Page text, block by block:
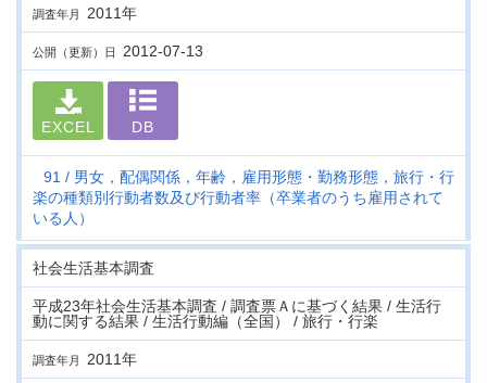
調査年月 2011年
公開（更新）日 2012-07-13
EXCEL DB
91
男女，配偶関係，年齢，雇用形態・勤務形態，旅行・行
楽の種類別行動者数及び行動者率（卒業者のうち雇用されて
いる人）
社会生活基本調査
平成23年社会生活基本調査 / 調査票Ａに基づく結果 / 生活行
動に関する結果 / 生活行動編（全国） / 旅行・行楽
調査年月 2011年